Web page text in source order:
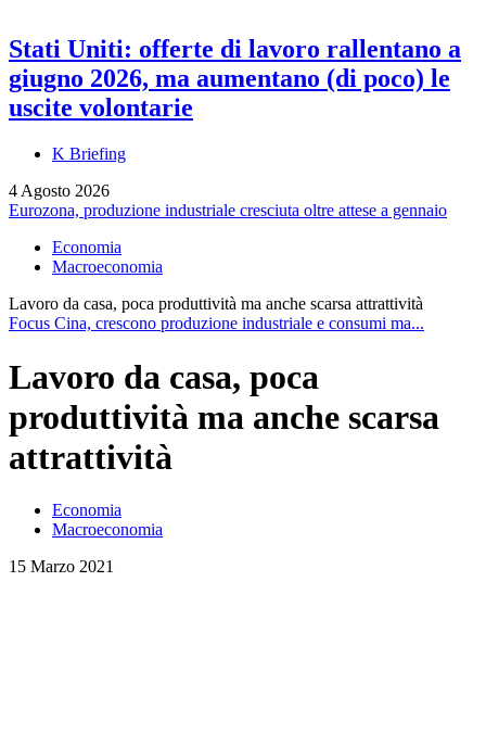
Stati Uniti: offerte di lavoro rallentano a
giugno 2026, ma aumentano (di poco) le
uscite volontarie
K Briefing
4 Agosto 2026
Eurozona, produzione industriale cresciuta oltre attese a gennaio
Economia
Macroeconomia
Lavoro da casa, poca produttività ma anche scarsa attrattività
Focus Cina, crescono produzione industriale e consumi ma...
Lavoro da casa, poca
produttività ma anche scarsa
attrattività
Economia
Macroeconomia
15 Marzo 2021